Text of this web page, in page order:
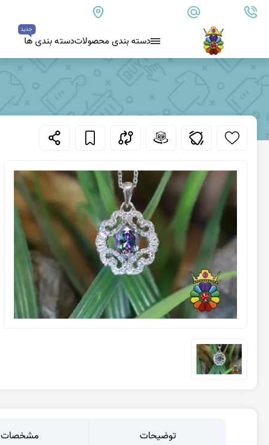
09179890157
info@goharanshop.com
دسته بندی محصولات
کلسدونی
عقیق کلسدونی قهوه ای
عقیق یمن
عقیق یمن زرد
عقیق یمن سفید
عقیق یمن نباتی
عقیق یمن پرتقالی
عقیق یمن کبود
عقیق یمن سبز
دسته بندی ها
جدید
توضیحات مشخصات